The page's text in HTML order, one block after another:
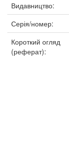
Видавництво:
Серія/номер:
Короткий огляд
(реферат):